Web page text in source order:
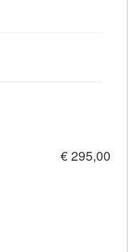
€ 295,00